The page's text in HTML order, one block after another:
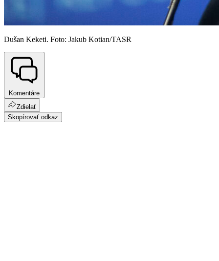
Dušan Keketi. Foto: Jakub Kotian/TASR
Komentáre
Zdielať
Skopírovať odkaz